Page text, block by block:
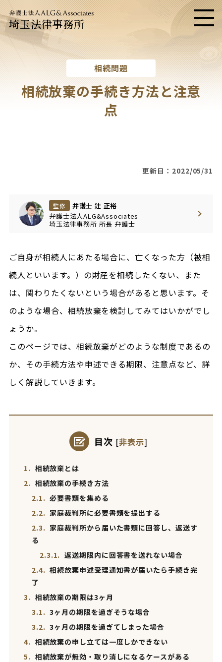
埼玉法律事務所 メニ
相続問題
相続放棄の手続き方法と注意
点
更新日：2022/05/31
監修
弁護士 辻 正裕
弁護士法人ALG&Associates
埼玉法律事務所 所長 弁護士
ご自身が相続人にあたる場合に、亡くなった方（被相
続人といいます。）の財産を相続したくない、また
は、関わりたくないという場合があると思います。そ
のような場合、相続放棄を検討してみてはいかがでし
ょうか。
このページでは、相続放棄がどのような制度であるの
か、その手続方法や申述できる期限、注意点など、詳
しく解説していきます。
目次 [非表示]
1. 相続放棄とは
2. 相続放棄の手続き方法
2.1. 必要書類を集める
2.2. 家庭裁判所に必要書類を提出する
2.3. 家庭裁判所から届いた書類に回答し、返送す
る
2.3.1. 返送期限内に回答書を送れない場合
2.4. 相続放棄申述受理通知書が届いたら手続き完
了
3. 相続放棄の期限は3ヶ月
3.1. 3ヶ月の期限を過ぎそうな場合
3.2. 3ヶ月の期限を過ぎてしまった場合
4. 相続放棄の申し立ては一度しかできない
5. 相続放棄が無効・取り消しになるケースがある